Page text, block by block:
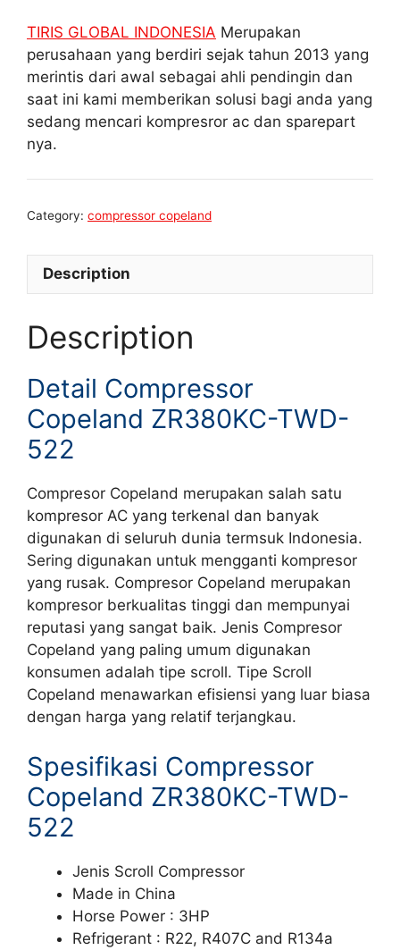
TIRIS GLOBAL INDONESIA Merupakan
perusahaan yang berdiri sejak tahun 2013 yang
merintis dari awal sebagai ahli pendingin dan
saat ini kami memberikan solusi bagi anda yang
sedang mencari kompresror ac dan sparepart
nya.
Category: compressor copeland
Description
Description
Detail Compressor
Copeland ZR380KC-TWD-
522
Compresor Copeland merupakan salah satu
kompresor AC yang terkenal dan banyak
digunakan di seluruh dunia termsuk Indonesia.
Sering digunakan untuk mengganti kompresor
yang rusak. Compresor Copeland merupakan
kompresor berkualitas tinggi dan mempunyai
reputasi yang sangat baik. Jenis Compresor
Copeland yang paling umum digunakan
konsumen adalah tipe scroll. Tipe Scroll
Copeland menawarkan efisiensi yang luar biasa
dengan harga yang relatif terjangkau.
Spesifikasi Compressor
Copeland ZR380KC-TWD-
522
Jenis Scroll Compressor
Made in China
Horse Power : 3HP
Refrigerant : R22, R407C and R134a